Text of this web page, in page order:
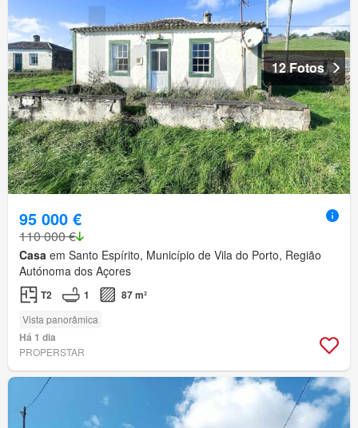
12 Fotos
95 000 €
110 000 €
Casa em Santo Espírito, Município de Vila do Porto, Região
Autónoma dos Açores
T2 1 87 m²
Vista panorâmica
Há 1 dia
PROPERSTAR